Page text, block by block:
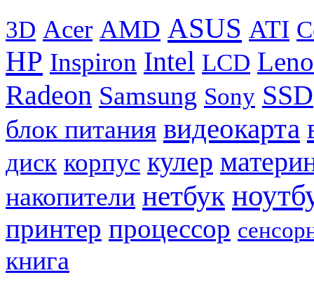
3D Acer AMD ASUS ATI
HP Inspiron Intel LCD
Radeon Samsung Sony SSD
блок питания видеокарта
диск корпус кулер
накопители нетбук
принтер процессор
книга